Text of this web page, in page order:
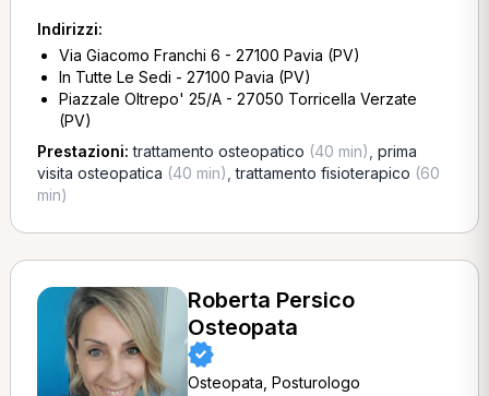
Indirizzi:
Via Giacomo Franchi 6 - 27100 Pavia (PV)
In Tutte Le Sedi - 27100 Pavia (PV)
Piazzale Oltrepo' 25/A - 27050 Torricella Verzate
(PV)
Prestazioni:trattamento osteopatico (40 min) prima
visita osteopatica (40 min) ,trattamento fisioterapico (60
min)
Roberta Persico
Osteopata
Osteopata, Posturologo